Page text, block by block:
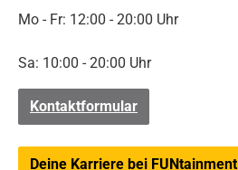
Mo - Fr: 12:00 - 20:00 Uhr
Sa: 10:00 - 20:00 Uhr
Kontaktformular
Deine Karriere bei FUNtainment